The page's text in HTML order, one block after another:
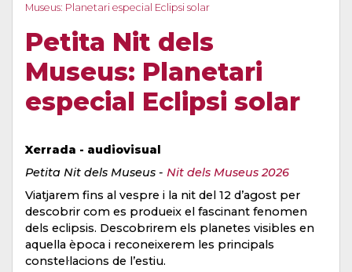
Museus: Planetari especial Eclipsi solar
Petita Nit dels
Museus: Planetari
especial Eclipsi solar
Xerrada - audiovisual
Petita Nit dels Museus - Nit dels Museus 2026
Viatjarem fins al vespre i la nit del 12 d’agost per
descobrir com es produeix el fascinant fenomen
dels eclipsis. Descobrirem els planetes visibles en
aquella època i reconeixerem les principals
constel·lacions de l’estiu.